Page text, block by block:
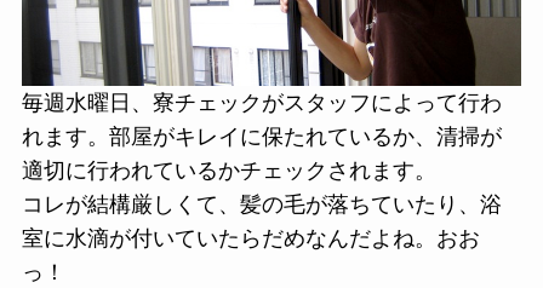
毎週水曜日、寮チェックがスタッフによって行わ
れます。部屋がキレイに保たれているか、清掃が
適切に行われているかチェックされます。
コレが結構厳しくて、髪の毛が落ちていたり、浴
室に水滴が付いていたらだめなんだよね。おお
っ！